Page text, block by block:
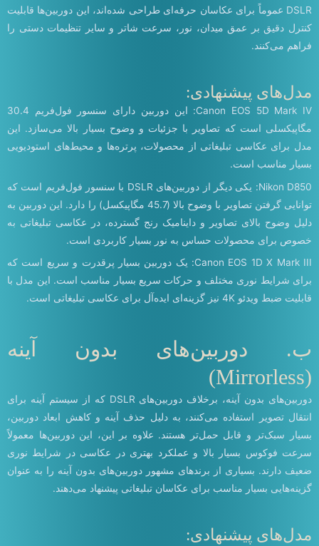
DSLR عموماً برای عکاسان حرفه‌ای طراحی شده‌اند، این دوربین‌ها قابلیت
کنترل دقیق بر عمق میدان، نور، سرعت شاتر و سایر تنظیمات دستی را
فراهم می‌کنند.
مدل‌های پیشنهادی:
Canon EOS 5D Mark IV: این دوربین دارای سنسور فول‌فریم 30.4
مگاپیکسلی است که تصاویر با جزئیات و وضوح بسیار بالا می‌سازد. این
مدل برای عکاسی تبلیغاتی از محصولات، پرتره‌ها و محیط‌های استودیویی
بسیار مناسب است.
Nikon D850: یکی دیگر از دوربین‌های DSLR با سنسور فول‌فریم است که
توانایی گرفتن تصاویر با وضوح بالا (45.7 مگاپیکسل) را دارد. این دوربین به
دلیل وضوح بالای تصاویر و داینامیک رنج گسترده، در عکاسی تبلیغاتی به
خصوص برای محصولات حساس به نور بسیار کاربردی است.
Canon EOS 1D X Mark III: یک دوربین بسیار پرقدرت و سریع است که
برای شرایط نوری مختلف و حرکات سریع بسیار مناسب است. این مدل با
قابلیت ضبط ویدئو 4K نیز گزینه‌ای ایده‌آل برای عکاسی تبلیغاتی است.
ب. دوربین‌های بدون آینه
(Mirrorless)
دوربین‌های بدون آینه، برخلاف دوربین‌های DSLR که از سیستم آینه برای
انتقال تصویر استفاده می‌کنند، به دلیل حذف آینه و کاهش ابعاد دوربین،
بسیار سبک‌تر و قابل حمل‌تر هستند. علاوه بر این، این دوربین‌ها معمولاً
سرعت فوکوس بسیار بالا و عملکرد بهتری در عکاسی در شرایط نوری
ضعیف دارند. بسیاری از برندهای مشهور دوربین‌های بدون آینه را به عنوان
گزینه‌هایی بسیار مناسب برای عکاسان تبلیغاتی پیشنهاد می‌دهند.
مدل‌های پیشنهادی: